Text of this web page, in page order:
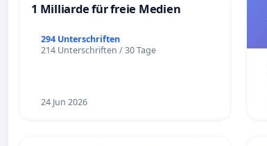
1 Milliarde für freie Medien
294 Unterschriften
214 Unterschriften / 30 Tage
24 Jun 2026